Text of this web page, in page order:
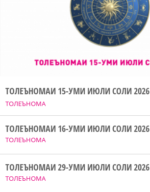
ТОЛЕЪНОМА
ТОЛЕЪНОМАИ 15-УМИ ИЮЛИ СОЛИ 2026
ТОЛЕЪНОМА
ТОЛЕЪНОМАИ 16-УМИ ИЮЛИ СОЛИ 2026
ТОЛЕЪНОМА
ТОЛЕЪНОМАИ 29-УМИ ИЮЛИ СОЛИ 2026